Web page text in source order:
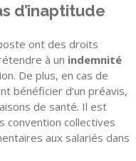
d’inaptitude
ont des droits
à un indemnité
De plus, en cas de
bénéficier d’un préavis,
de santé. Il est
convention collectives
aux salariés dans